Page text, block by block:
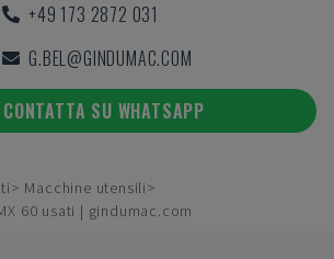
+49 173 2872 031
G.BEL@GINDUMAC.COM
CONTATTA SU WHATSAPP
Macchine utensili
60 usati | gindumac.com